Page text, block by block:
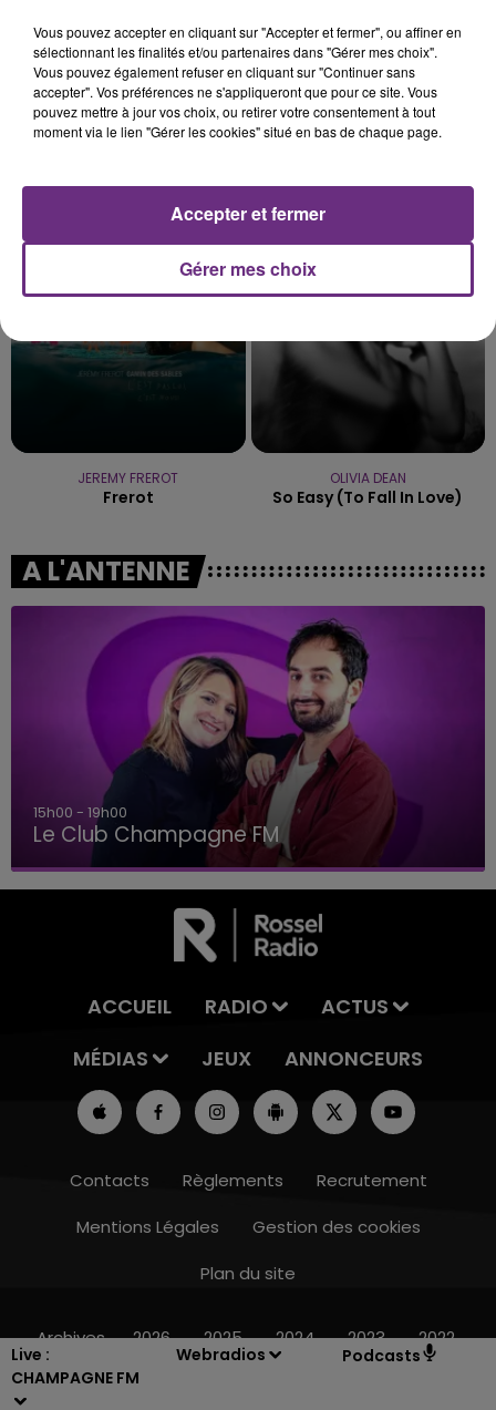
Live :
CHAMPAGNE FM
Webradios Podcasts
5 août 2026
VENEZ FÊTER CE WEEK-END
L'ANNIVERSAIRE DE WOINIC
Ce samedi 8 août sera un grand jour :
l'anniversaire du plus gros sanglier du monde.
conviés !
TITRES DIFFUSÉS
8h05
8h05
JEREMY FREROT
Frerot
7h58
7h58
OLIVIA DEAN
So Easy (to Fall In Love)
A L'ANTENNE
15h00 - 19h00
Le Club Champagne FM
ACCUEIL RADIO
ACTUS
MÉDIAS
JEUX ANNONCEURS
Contacts Règlements
Recrutement
Mentions Légales
Gestion des cookies
Plan du site
Archives 2026 2025 2024 2023 2022
Vous pouvez accepter en cliquant sur "Accepter et fermer", ou affiner en
sélectionnant les finalités et/ou partenaires dans "Gérer mes choix".
Vous pouvez également refuser en cliquant sur "Continuer sans
accepter". Vos préférences ne s'appliqueront que pour ce site. Vous
pouvez mettre à jour vos choix, ou retirer votre consentement à tout
moment via le lien "Gérer les cookies" situé en bas de chaque page.
Gérer mes choix
Accepter et fermer